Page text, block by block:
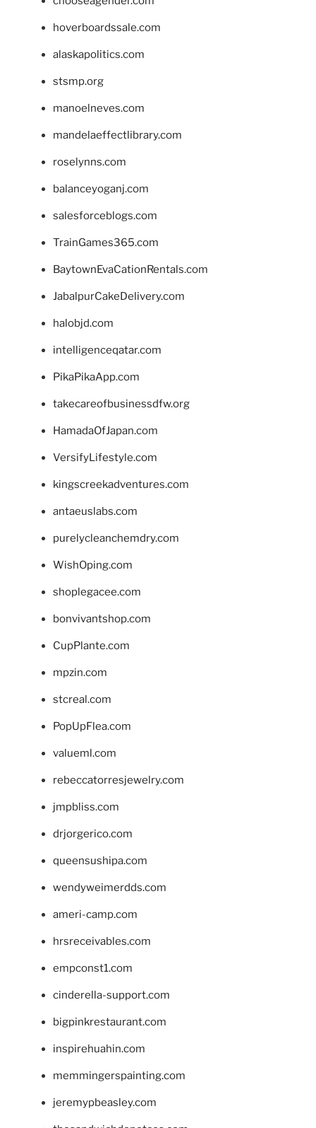
hoverboardssale.com
alaskapolitics.com
stsmp.org
manoelneves.com
mandelaeffectlibrary.com
roselynns.com
balanceyoganj.com
salesforceblogs.com
TrainGames365.com
BaytownEvaCationRentals.com
JabalpurCakeDelivery.com
halobjd.com
intelligenceqatar.com
PikaPikaApp.com
takecareofbusinessdfw.org
HamadaOfJapan.com
VersifyLifestyle.com
kingscreekadventures.com
antaeuslabs.com
purelycleanchemdry.com
WishOping.com
shoplegacee.com
bonvivantshop.com
CupPlante.com
mpzin.com
stcreal.com
PopUpFlea.com
valueml.com
rebeccatorresjewelry.com
jmpbliss.com
drjorgerico.com
queensushipa.com
wendyweimerdds.com
ameri-camp.com
hrsreceivables.com
empconst1.com
cinderella-support.com
bigpinkrestaurant.com
inspirehuahin.com
memmingerspainting.com
jeremypbeasley.com